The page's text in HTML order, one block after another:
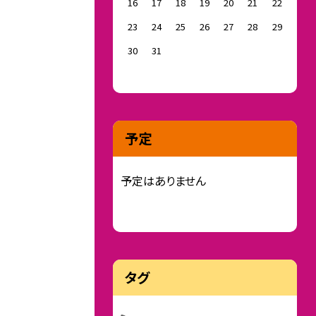
23
24 25 26 27 28
29
30
31
予定
予定はありません
タグ